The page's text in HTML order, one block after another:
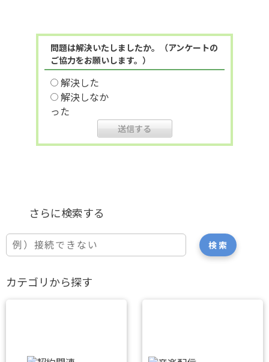
問題は解決いたしましたか。（アンケートの
ご協力をお願いします。）
解決した
解決しなか
った
カテゴリから探す